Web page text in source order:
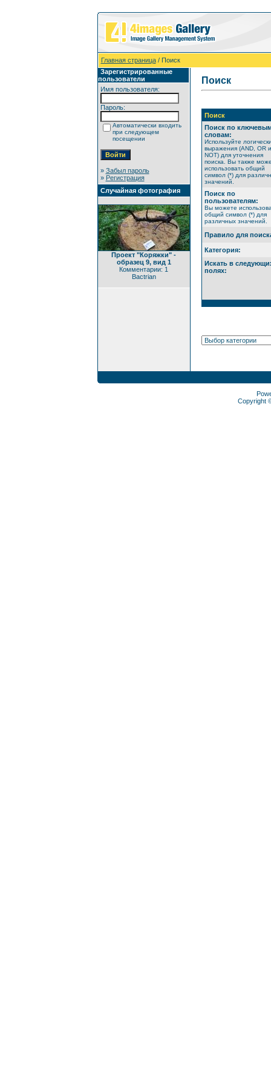
Главная страница/ Поиск
Зарегистрированные
пользователи
Имя пользователя:
Пароль:
Автоматически входить
при следующем
посещении
» Забыл пароль
» Регистрация
Случайная фотография
Проект "Коряжки" -
образец 9, вид 1
Комментарии: 1
Bactrian
Поиск
Поиск
Поиск по
словам:
Используйте
выражения (AND, OR и
NOT) для уточнения
поиска. Вы также
использовать общий
символ (*) для
значений.
Поиск по
пользователям:
Вы можете
общий символ (*) для
различных значений.
Правило для
Категория:
Искать в
полях:
Copyright